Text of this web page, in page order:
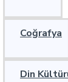
Coğrafya
Din